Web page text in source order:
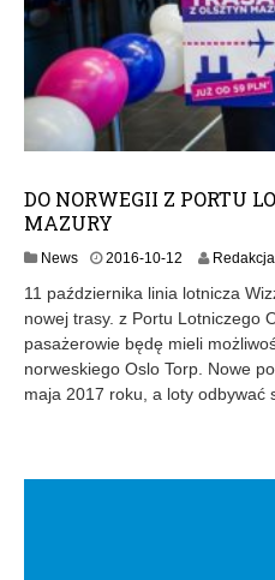
DO NORWEGII Z PORTU
MAZURY
News 2016-10-12
1
6
-
1
0
-
11 października linia lotnicza
nowej trasy. z Portu Lotniczego
pasażerowie będę mieli
norweskiego Oslo Torp. Nowe
maja 2017 roku, a loty odbywać